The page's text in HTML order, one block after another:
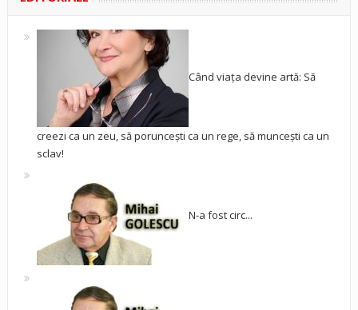
Când viața devine artă: Să
creezi ca un zeu, să poruncești ca un rege, să muncești ca un
sclav!
N-a fost circ...